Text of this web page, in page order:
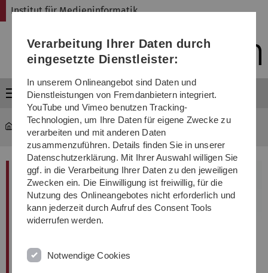
Direkt
Direkt
Direkt
(Sprache,
Drucken,
Media)
Direkt
Direkt
Institut für Medieninformatik
Menü
Markus Sasalovici
Verarbeitung Ihrer Daten durch
eingesetzte Dienstleister:
In unserem Onlineangebot sind Daten und
Dienstleistungen von Fremdanbietern integriert.
YouTube und Vimeo benutzen Tracking-
Technologien, um Ihre Daten für eigene Zwecke zu
verarbeiten und mit anderen Daten
zusammenzuführen. Details finden Sie in unserer
Datenschutzerklärung. Mit Ihrer Auswahl willigen Sie
ggf. in die Verarbeitung Ihrer Daten zu den jeweiligen
Zwecken ein. Die Einwilligung ist freiwillig, für die
Nutzung des Onlineangebotes nicht erforderlich und
kann jederzeit durch Aufruf des Consent Tools
widerrufen werden.
Notwendige Cookies